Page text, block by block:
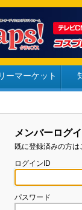
ーマーケット
メンバーログ
既に登録済みの方
ログインID
パスワード